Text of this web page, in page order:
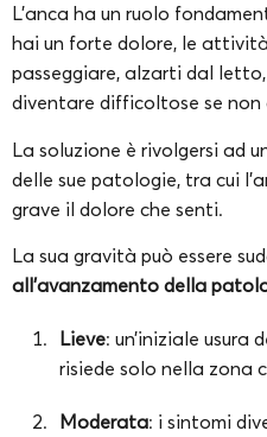
L’anca ha un ruolo
hai un forte dolore, le
passeggiare, alzarti dal
diventare difficoltose se
La soluzione è rivolgersi ad
delle sue patologie, tra cui
grave il dolore che senti.
La sua gravità può essere
all’avanzamento della
Lieve: un’iniziale
risiede solo nella zona
Moderata: i sintomi